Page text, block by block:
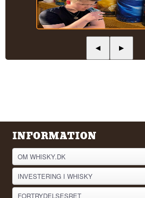
◀ ▶
INFORMATION
OM WHISKY.DK
INVESTERING I WHISKY
FORTRYDELSESRET